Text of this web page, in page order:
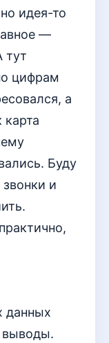
идея-то
—
тут
цифрам
а
карта
Буду
и
данных